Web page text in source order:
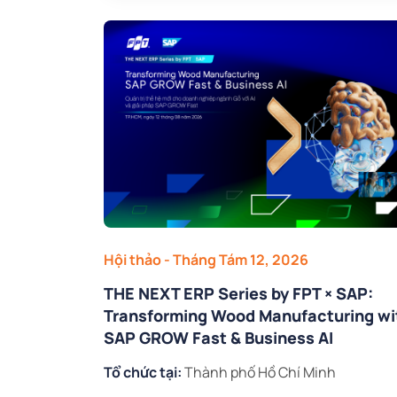
Hội thảo- Tháng Tám 12, 2026
THE NEXT ERP Series by FPT × SAP:
Transforming Wood Manufacturing
SAP GROW Fast & Business AI
Tổ chức tại:Thành phố Hồ Chí Minh